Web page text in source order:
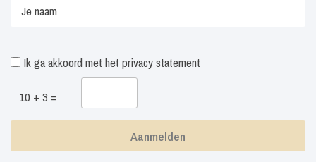
Ik ga akkoord met het privacy statement
10 + 3 =